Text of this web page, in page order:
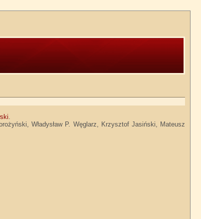
.
Władysław P. Węglarz, Krzysztof Jasiński, Mateusz